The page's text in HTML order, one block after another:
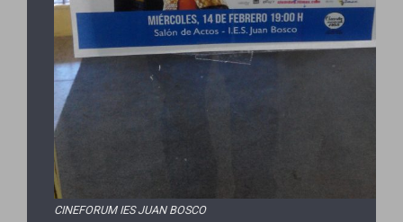
CINEFORUM IES JUAN BOSCO